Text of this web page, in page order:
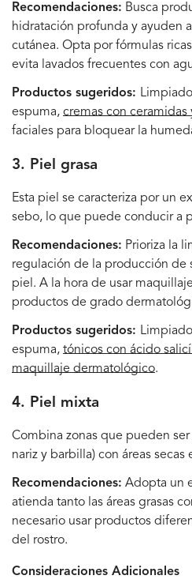
Recomendaciones: Busca
hidratación profunda y ayuden
cutánea. Opta por fórmulas
evita lavados frecuentes con
Productos sugeridos:
espuma, cremas con ceramidas
faciales para bloquear la
3. Piel grasa
Esta piel se caracteriza por un
sebo, lo que puede conducir a
Recomendaciones: Prioriza la
regulación de la producción de
piel. A la hora de usar
productos de grado
Productos sugeridos:
espuma, tónicos con ácido
maquillaje dermatológico.
4. Piel mixta
Combina zonas que pueden ser
nariz y barbilla) con áreas secas
Recomendaciones: Adopta un
atienda tanto las áreas grasas
necesario usar productos
del rostro.
Consideraciones Adicionales